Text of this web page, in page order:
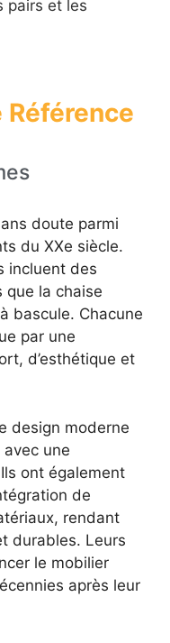
pairs et les
doute parmi
du XXe siècle.
incluent des
que la chaise
bascule. Chacune
par une
d’esthétique et
design moderne
une
ont également
de
rendant
durables. Leurs
le mobilier
après leur